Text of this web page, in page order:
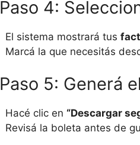
Paso 4:
El sistema mostrará tus
Marcá la que necesitás
Paso 5: Generá
Hacé clic en “Descargar
Revisá la boleta antes de